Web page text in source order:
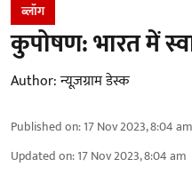
ब्लॉग
कुपोषण: भारत में
Author:न्यूज़ग्राम डेस्क
Published on:17 Nov 2023, 8:04 am
Updated on:17 Nov 2023, 8:04 am